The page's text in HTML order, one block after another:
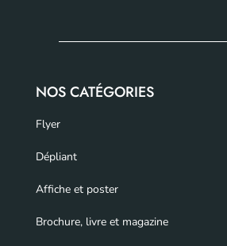
NOS CATÉGORIES
Flyer
Dépliant
Affiche et poster
Brochure, livre et magazine